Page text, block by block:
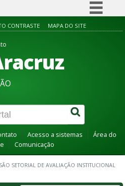
Simplifique!
Acesso à informação
Canais
CONTRASTE MAPA DO SITE
Acesso a sistemas
Área do
Comunicação
SETORIAL DE AVALIAÇÃO INSTITUCIONAL